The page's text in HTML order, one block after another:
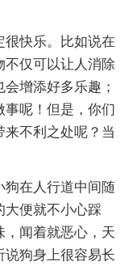
很快乐。比如说在
不仅可以让人消除
增添好多乐趣；
事呢！但是，你们
不利之处呢？当
狗在人行道中间随
大便就不小心踩
，闻着就恶心，天
说狗身上很容易长